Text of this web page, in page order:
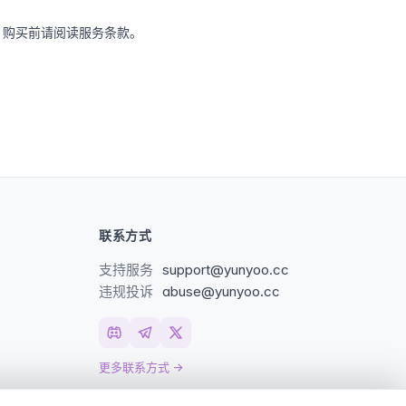
买前请阅读服务条款。
联系方式
支持服务 support@yunyoo.cc
违规投诉 abuse@yunyoo.cc
更多联系方式 →